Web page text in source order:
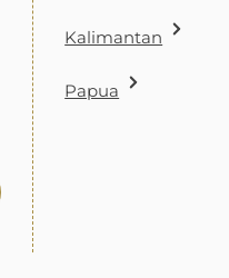
Kalimantan
Papua